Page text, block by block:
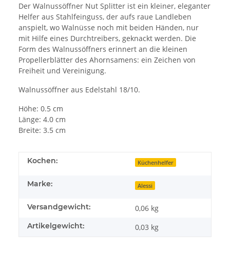
Der Walnussöffner Nut Splitter ist ein kleiner, eleganter
Helfer aus Stahlfeinguss, der aufs raue Landleben
anspielt, wo Walnüsse noch mit beiden Händen, nur
mit Hilfe eines Durchtreibers, geknackt werden. Die
Form des Walnussöffners erinnert an die kleinen
Propellerblätter des Ahornsamens: ein Zeichen von
Freiheit und Vereinigung.
Walnussöffner aus Edelstahl 18/10.
Höhe: 0.5 cm
Länge: 4.0 cm
Breite: 3.5 cm
Kochen: Küchenhelfer
Marke: Alessi
Versandgewicht: 0,06 kg
Artikelgewicht: 0,03 kg